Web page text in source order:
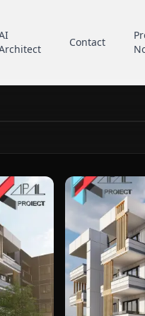
Contact
K070 Locuinte
detaliu fatada